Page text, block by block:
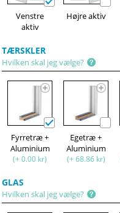
Venstre
aktiv
Højre aktiv
TÆRSKLER
Hvilken skal jeg vælge?
Fyrretræ +
Aluminium
(+ 0.00 kr)
Egetræ +
Aluminium
(+ 68.86 kr)
GLAS
Hvilken skal jeg vælge?